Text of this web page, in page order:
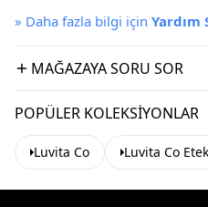
» Daha fazla bilgi için Yardım
MAĞAZAYA SORU SOR
POPÜLER KOLEKSIYONLAR
Luvita Co Luvita Co Etek